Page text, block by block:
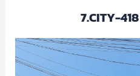
7.CITY-